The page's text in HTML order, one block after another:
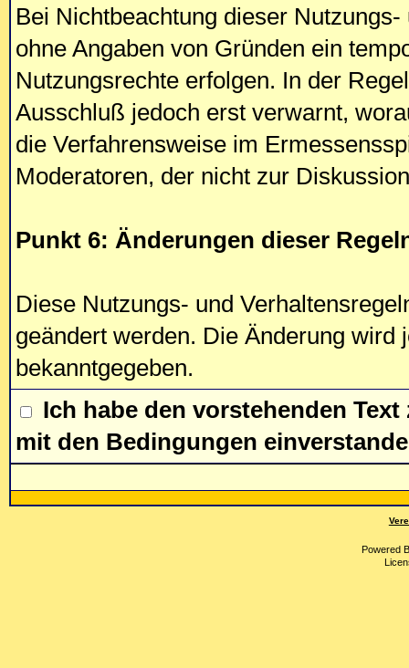
Bei Nichtbeachtung dieser
ohne Angaben von Gründen ein
Nutzungsrechte erfolgen. In der
Ausschluß jedoch erst verwarnt,
die Verfahrensweise im
Moderatoren, der nicht zur
Punkt 6: Änderungen dieser
Diese Nutzungs- und
geändert werden. Die Änderung
bekanntgegeben.
Ich habe den vorstehenden
mit den Bedingungen
Powered